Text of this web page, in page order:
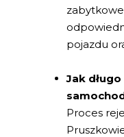
pojazdu
Jak
Proces